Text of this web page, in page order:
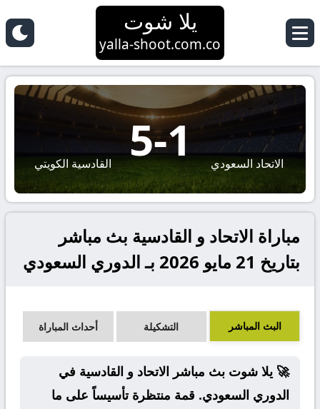
يلا شوت
yalla-shoot.com.co
الاتحاد السعودي 1
-
5 القادسية الكويتي
مباراة الاتحاد و القادسية بث مباشر
بتاريخ 21 مايو 2026 بـ الدوري السعودي
البث المباشر التشكيلة أحداث المباراة
🚀 يلا شوت بث مباشر الاتحاد و القادسية في
الدوري السعودي. قمة منتظرة تأسيساً على ما